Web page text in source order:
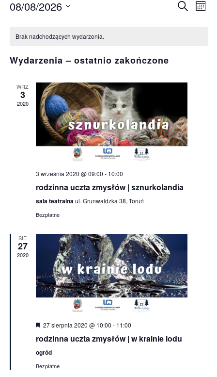
Szukaj
08/08/2026
Kalendarz
Wydarzenia
Brak nadchodzących wydarzenia.
Wydarzenia – ostatnio zakończone
WRZ
3
2020
3 września 2020 @ 09:00 - 10:00
rodzinna uczta zmysłów | sznurkolandia
sala teatralnaul. Grunwaldzka 38, Toruń
Bezpłatne
SIE
27
2020
Wyróżnione
27 sierpnia 2020 @ 10:00 - 11:00
rodzinna uczta zmysłów | w krainie lodu
ogród
Bezpłatne